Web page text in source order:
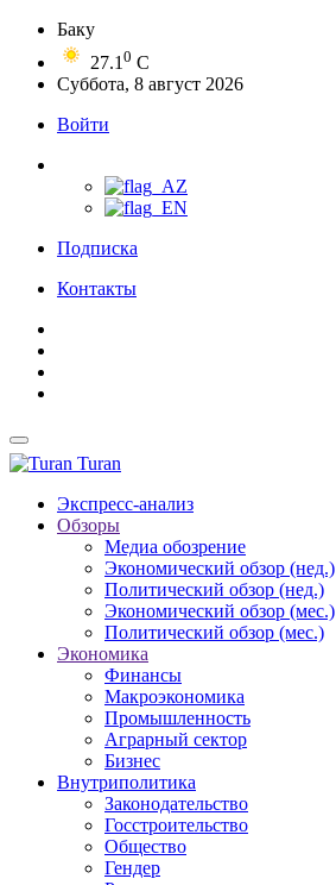
Баку
27.1 0 C
Суббота, 8 август 2026
Войти
Подписка
Контакты
Turan
Экспресс-анализ
Обзоры
Медиа обозрение
Экономический обзор (нед.)
Политический обзор (нед.)
Экономический обзор (мес.)
Политический обзор (мес.)
Экономика
Финансы
Макроэкономика
Промышленность
Аграрный сектор
Бизнес
Внутриполитика
Законодательство
Госстроительство
Общество
Гендер